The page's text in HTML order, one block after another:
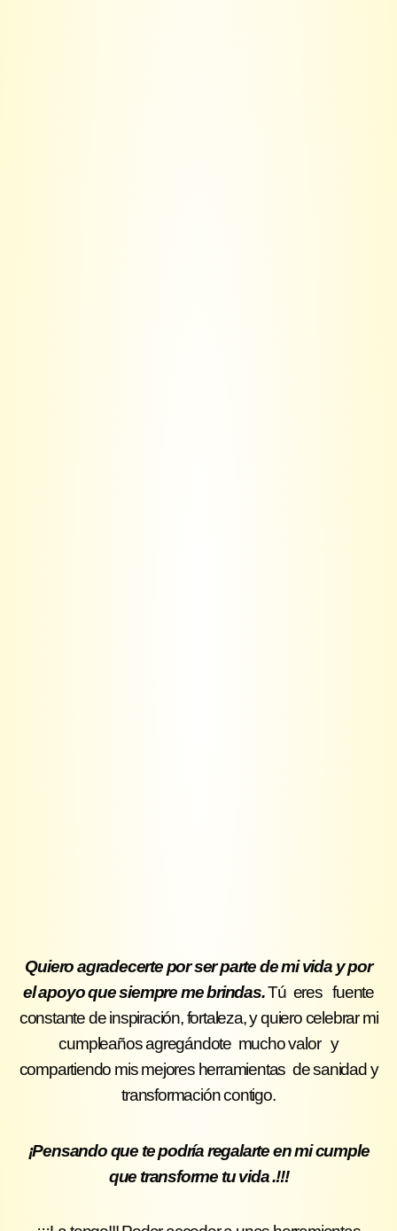
Quiero agradecerte por ser parte de mi vida y por
el apoyo que siempre me brindas.Tú eres fuente
constante de inspiración, fortaleza, y quiero celebrar mi
cumpleaños agregándote mucho valor y
compartiendo mis mejores herramientas de sanidad y
transformación contigo.
¡Pensando que te podría regalarte en mi cumple
que transforme tu vida .!!!